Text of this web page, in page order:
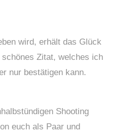
wird, erhält das Glück
schönes Zitat, welches ich
nur bestätigen kann.
Shooting
euch als Paar und